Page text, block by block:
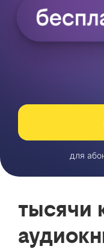
для
тысячи